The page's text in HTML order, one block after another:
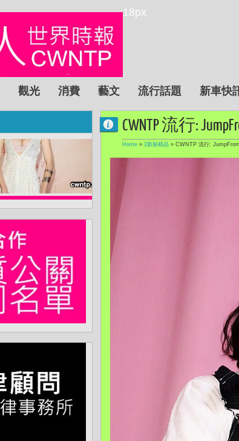
18px
觀光 消費 藝文 流行話題 新車快
CWNTP 流行:
Home » 2新裝精品 » CWNTP 流行: